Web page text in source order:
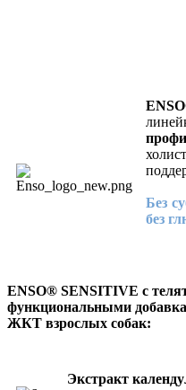
Без
без
ENSO® SENSITIVE c
функциональными
ЖКТ взрослых собак:
Экстракт